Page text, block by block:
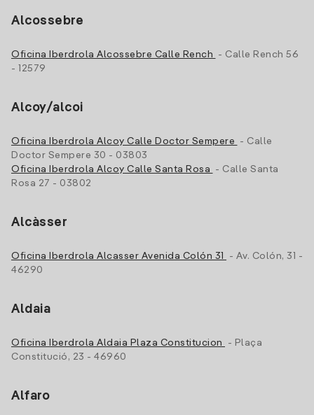
Alcossebre
Oficina Iberdrola Alcossebre Calle Rench
- Calle Rench 56
- 12579
Alcoy/alcoi
Oficina Iberdrola Alcoy Calle Doctor Sempere
- Calle
Doctor Sempere 30 - 03803
Oficina Iberdrola Alcoy Calle Santa Rosa
- Calle Santa
Rosa 27 - 03802
Alcàsser
Oficina Iberdrola Alcasser Avenida Colón 31
- Av. Colón, 31 -
46290
Aldaia
Oficina Iberdrola Aldaia Plaza Constitucion
- Plaça
Constitució, 23 - 46960
Alfaro